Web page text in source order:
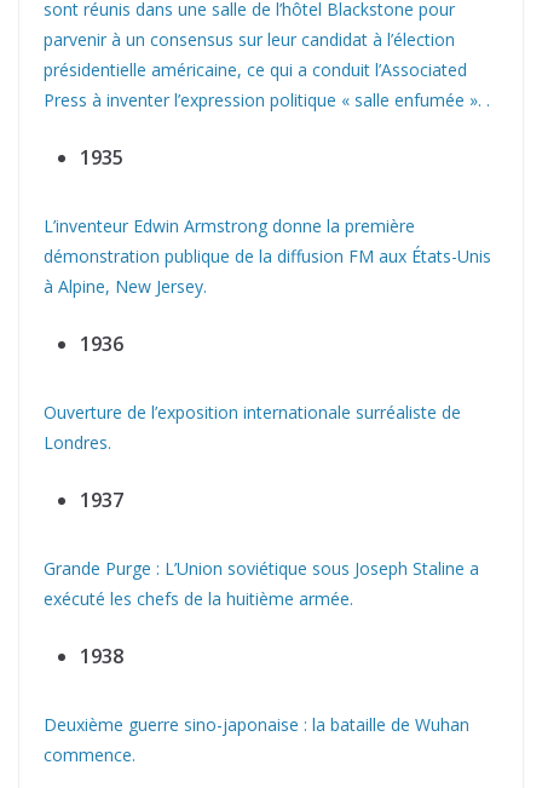
sont réunis dans une salle de l’hôtel Blackstone pour
parvenir à un consensus sur leur candidat à l’élection
présidentielle américaine, ce qui a conduit l’Associated
Press à inventer l’expression politique « salle enfumée ». .
1935
L’inventeur Edwin Armstrong donne la première
démonstration publique de la diffusion FM aux États-Unis
à Alpine, New Jersey.
1936
Ouverture de l’exposition internationale surréaliste de
Londres.
1937
Grande Purge : L’Union soviétique sous Joseph Staline a
exécuté les chefs de la huitième armée.
1938
Deuxième guerre sino-japonaise : la bataille de Wuhan
commence.